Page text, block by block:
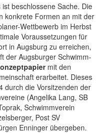
beschlossene Sache. Die
konkrete Formen an mit der
Wettbewerb im Herbst
Voraussetzungen für
in Augsburg zu erreichen,
der Augsburger Schwimm-
mit den
erarbeitet. Dieses
durch die Vorsitzenden der
(Angelika Lang, SB
Schwimmverein
Post SV
Enninger übergeben.